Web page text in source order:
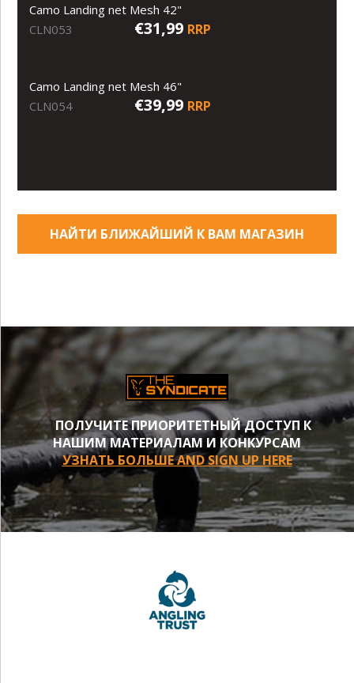
Camo Landing net Mesh 42"
CLN053
€31,99 RRP
Camo Landing net Mesh 46"
CLN054
€39,99 RRP
НАЙТИ БЛИЖАЙШИЙ К ВАМ МАГАЗИН
ПОЛУЧИТЕ ПРИОРИТЕТНЫЙ ДОСТУП К
НАШИМ МАТЕРИАЛАМ И КОНКУРСАМ
УЗНАТЬ БОЛЬШЕ AND SIGN UP HERE